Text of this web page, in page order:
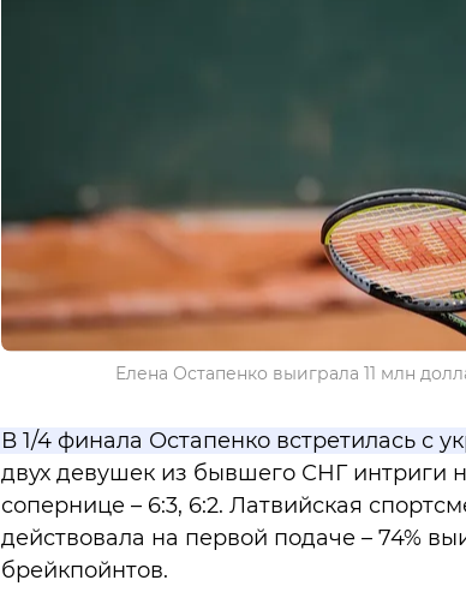
Елена Остапенко выиграла 11 млн
В 1/4 финала Остапенко встретилась с
двух девушек из бывшего СНГ интриги
сопернице – 6:3, 6:2. Латвийская
действовала на первой подаче – 74%
брейкпойнтов.